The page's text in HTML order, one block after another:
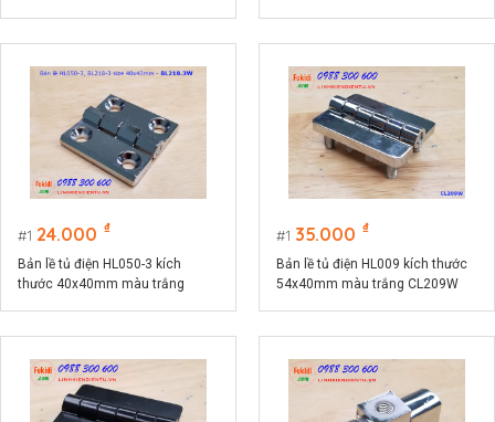
1 24.000 ₫
Bản lề tủ điện HL050-3 kích
thước 40x40mm màu trắng
1 35.000 ₫
Bản lề tủ điện HL009 kích thước
54x40mm màu trắng CL209W